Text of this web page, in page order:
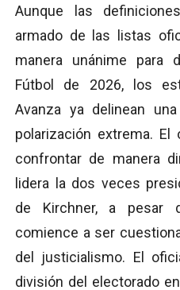
Aunque las
armado de las listas
manera unánime para
Fútbol de 2026, los
Avanza ya delinean
polarización extrema.
confrontar de manera
lidera la dos veces
de Kirchner, a pesar
comience a ser
del justicialismo. El
división del electorado